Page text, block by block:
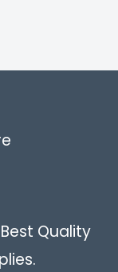
Quality